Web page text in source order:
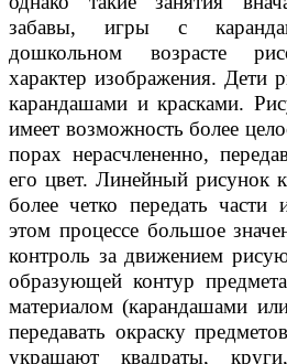
забавы, игры с
дошкольном возрасте
характер изображения. Дети
карандашами и красками.
имеет возможность более
порах нерасчлененно,
его цвет. Линейный рисунок
более четко передать
этом процессе большое
контроль за движением
образующей контур
материалом (карандашами
передавать окраску
украшают квадраты,